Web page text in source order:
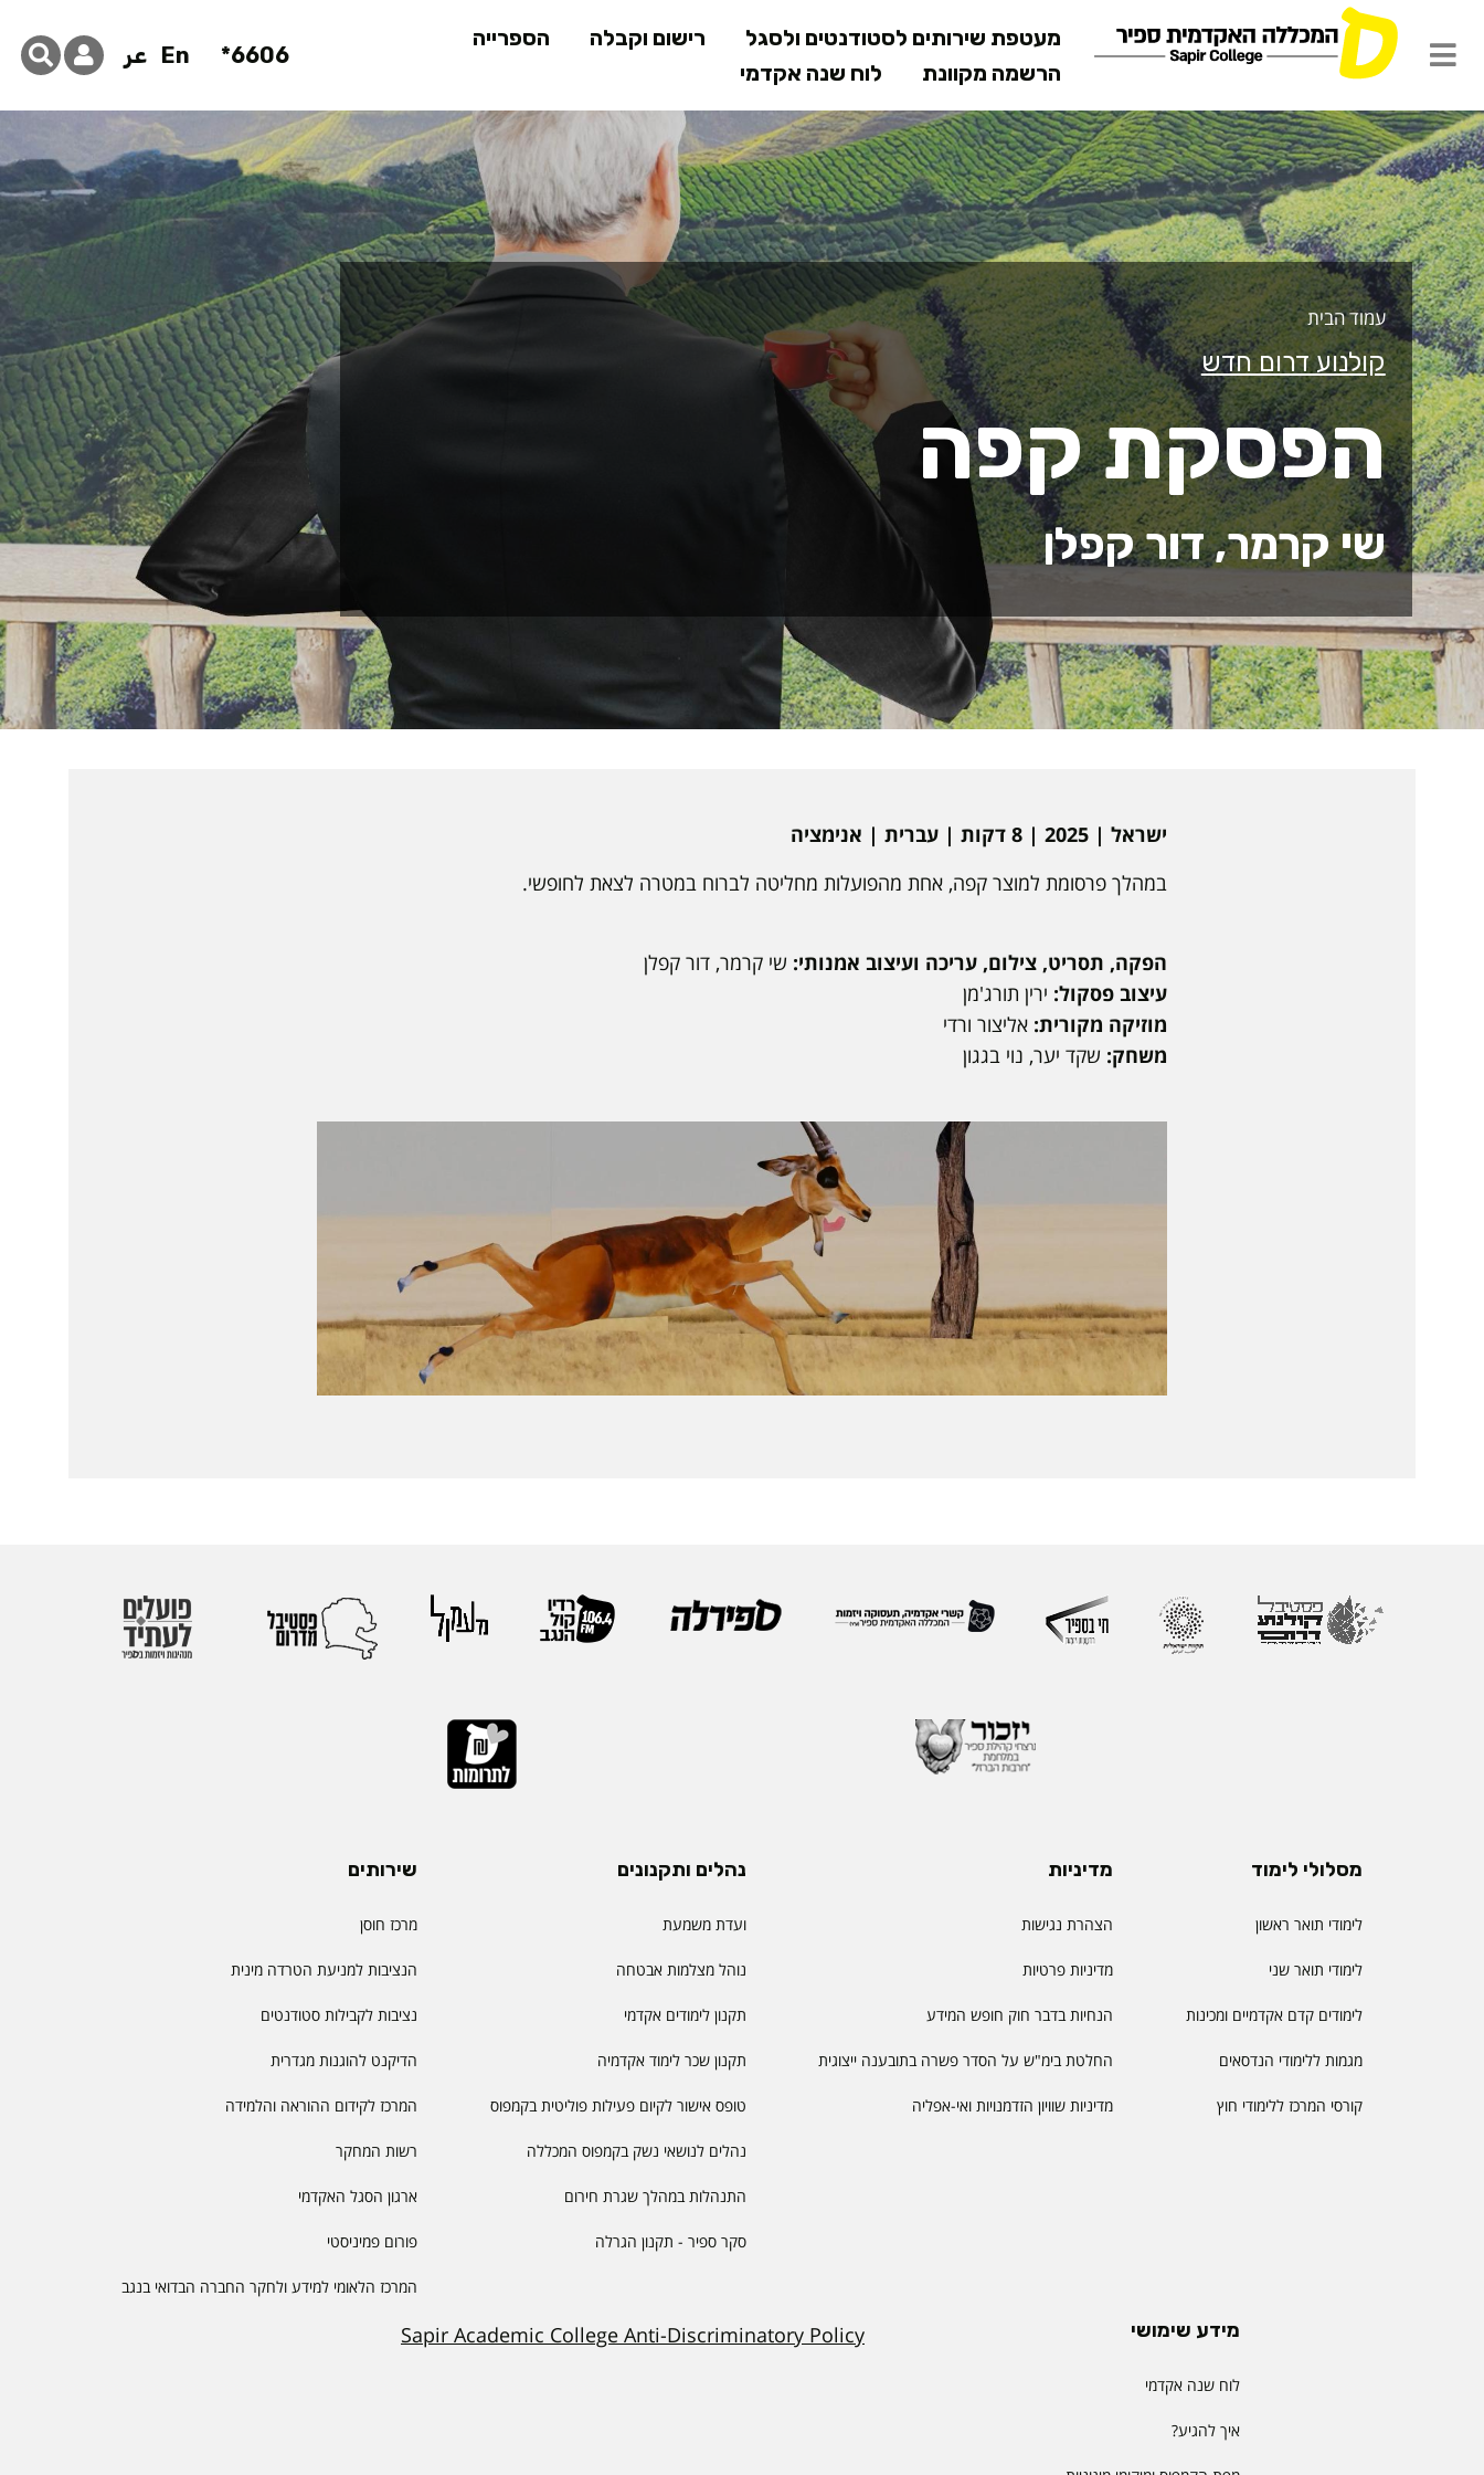
לתוכן
המרכזי
מעטפת שירותים לסטודנטים ולסגל רישום וקבלה
הספרייה
הרשמה מקוונת
לוח שנה אקדמי
6606*
En عر
הפסקת קפה
עמוד הבית
קולנוע דרום חדש
הפסקת קפה
שי קרמר, דור קפלן
ישראל | 2025 | 8 דקות | עברית | אנימציה
במהלך פרסומת למוצר קפה, אחת מהפועלות מחליטה לברוח במטרה לצאת לחופשי.
הפקה, תסריט, צילום, עריכה ועיצוב אמנותי: שי קרמר, דור קפלן
עיצוב פסקול: ירין תורג'מן
מוזיקה מקורית: אליצור ורדי
משחק: שקד יער, נוי בגגון
מסלולי לימוד
לימודי תואר ראשון
לימודי תואר שני
לימודים קדם אקדמיים ומכינות
מגמות ללימודי הנדסאים
קורסי המרכז ללימודי חוץ
מדיניות
הצהרת נגישות
מדיניות פרטיות
הנחיות בדבר חוק חופש המידע
החלטת בימ"ש על הסדר פשרה בתובענה ייצוגית
מדיניות שוויון הזדמנויות ואי-אפליה
נהלים ותקנונים
ועדת משמעת
נוהל מצלמות אבטחה
תקנון לימודים אקדמי
תקנון שכר לימוד אקדמיה
טופס אישור לקיום פעילות פוליטית בקמפוס
נהלים לנושאי נשק בקמפוס המכללה
התנהלות במהלך שגרת חירום
סקר ספיר - תקנון הגרלה
שירותים
מרכז חוסן
הנציבות למניעת הטרדה מינית
נציבות לקבילות סטודנטים
הדיקנט להוגנות מגדרית
המרכז לקידום ההוראה והלמידה
רשות המחקר
ארגון הסגל האקדמי
פורום פמיניסטי
המרכז הלאומי למידע ולחקר החברה הבדואי בנגב
מידע שימושי
לוח שנה אקדמי
איך להגיע?
Sapir Academic College Anti-Discriminatory Policy